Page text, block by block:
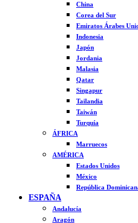
China
Corea del Sur
Emiratos Árabes
Indonesia
Japón
Jordania
Malasia
Qatar
Singapur
Tailandia
Taiwán
Turquía
ÁFRICA
Marruecos
AMÉRICA
Estados Unidos
México
República
ESPAÑA
Andalucía
Aragón